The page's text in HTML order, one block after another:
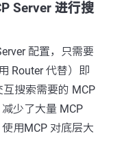
Server 进行搜
配置，只需要
Router 代替）即
互搜索需要的 MCP
少了大量 MCP
用MCP 对底层大